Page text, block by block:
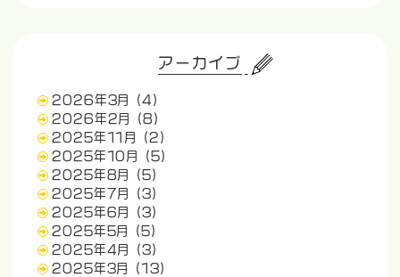
アーカイブ
2026年3月
(4)
2026年2月
(8)
2025年11月
(2)
2025年10月
(5)
2025年8月
(5)
2025年7月
(3)
2025年6月
(3)
2025年5月
(5)
2025年4月
(3)
2025年3月
(13)